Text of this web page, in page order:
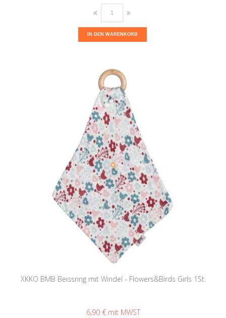
IN DEN WARENKORB
XKKO BMB Beissring mit Windel - Flowers&Birds Girls 1St.
6,90 €